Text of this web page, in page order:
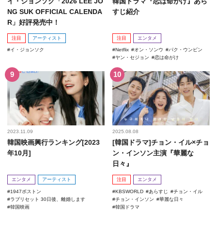
NG SUK OFFICIAL CALENDA
R」好評発売中！
注目 アーティスト
イ・ジョンソク
すじ紹介
注目 エンタメ
Netflix オン・ソンウ
パク・ウンビン
ヤン・セジョン
恋は命がけ
2023.11.09
韓国映画興行ランキング[2023
年10月]
エンタメ アーティスト
1947ボストン
ラブリセット 30日後、離婚します
韓国映画
2025.08.08
[韓国ドラマ]チョン・イル×チョ
ン・インソン主演『華麗な
日々』
注目 エンタメ
KBSWORLD あらすじ
チョン・イル
チョン・インソン
華麗な日々
韓国ドラマ